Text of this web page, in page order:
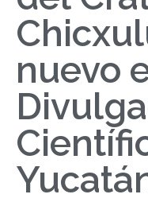
nuevo